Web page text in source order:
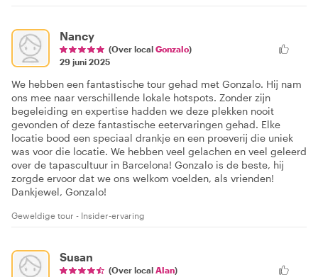
Nancy
(Over local Gonzalo)
29 juni 2025
We hebben een fantastische tour gehad met Gonzalo. Hij nam
ons mee naar verschillende lokale hotspots. Zonder zijn
begeleiding en expertise hadden we deze plekken nooit
gevonden of deze fantastische eetervaringen gehad. Elke
locatie bood een speciaal drankje en een proeverij die uniek
was voor die locatie. We hebben veel gelachen en veel geleerd
over de tapascultuur in Barcelona! Gonzalo is de beste, hij
zorgde ervoor dat we ons welkom voelden, als vrienden!
Dankjewel, Gonzalo!
Geweldige tour - Insider-ervaring
Susan
(Over local Alan)